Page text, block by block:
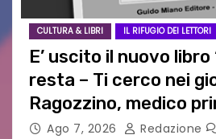
CULTURA & LIBRI IL RIFUGIO DEI LETTORI
E’ uscito il nuovo
resta – Ti cerco nei
Ragozzino, medico
Capua
Ago 7, 2026 Redazione